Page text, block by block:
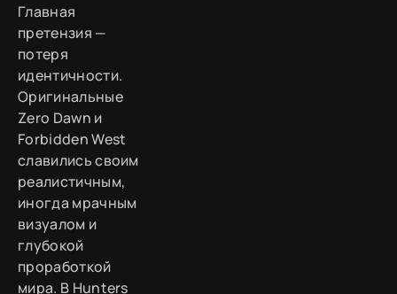
Главная
претензия —
потеря
идентичности.
Оригинальные
Zero Dawn и
Forbidden West
славились своим
реалистичным,
иногда мрачным
визуалом и
глубокой
проработкой
мира. В Hunters